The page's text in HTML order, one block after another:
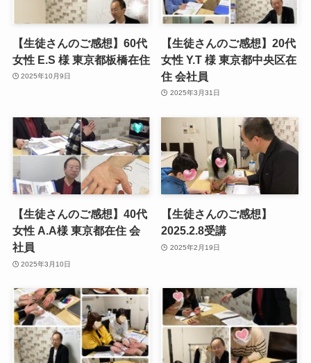
【生徒さんのご感想】60代
女性 E.S 様 東京都板橋在住
2025年10月9日
【生徒さんのご感想】20代
女性 Y.T 様 東京都中央区在
住 会社員
2025年3月31日
【生徒さんのご感想】40代
女性 A.A様 東京都在住 会
社員
2025年3月10日
【生徒さんのご感想】
2025.2.8受講
2025年2月19日